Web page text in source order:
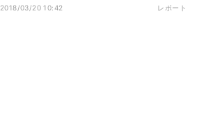
2018/03/20 10:42 レポート